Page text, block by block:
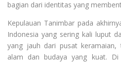
bagian dari identitas yang
Kepulauan Tanimbar pada
Indonesia yang sering kali luput
yang jauh dari pusat keramaian,
alam dan budaya yang kuat.